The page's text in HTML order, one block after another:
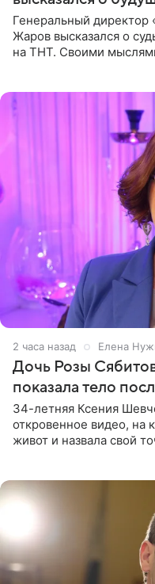
Генеральный директор
Жаров высказался о
на ТНТ. Своими
2 часа назад Елена
Дочь Розы
показала тело
34-летняя Ксения
откровенное видео, на
живот и назвала свой